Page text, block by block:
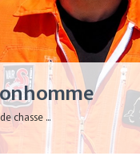
chasse ...